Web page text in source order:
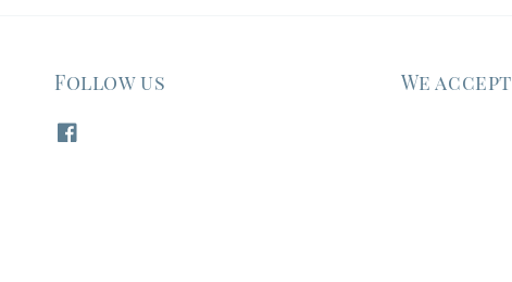
Follow us We accept